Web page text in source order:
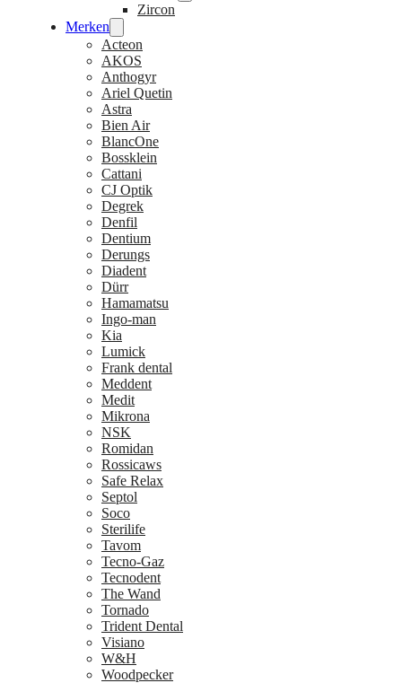
Zircon
Merken
Acteon
AKOS
Anthogyr
Ariel Quetin
Astra
Bien Air
BlancOne
Bossklein
Cattani
CJ Optik
Degrek
Denfil
Dentium
Derungs
Diadent
Dürr
Hamamatsu
Ingo-man
Kia
Lumick
Frank dental
Meddent
Medit
Mikrona
NSK
Romidan
Rossicaws
Safe Relax
Septol
Soco
Sterilife
Tavom
Tecno-Gaz
Tecnodent
The Wand
Tornado
Trident Dental
Visiano
W&H
Woodpecker